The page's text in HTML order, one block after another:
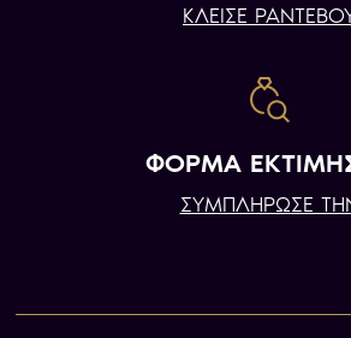
ΚΛΕΙΣΕ
ΦΟΡΜΑ
ΣΥΜΠΛΗΡΩΣΕ